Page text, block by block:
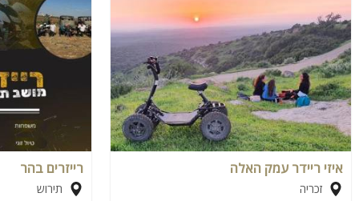
איזי ריידר עמק האלה
זכריה
רייזרים בהר
תירוש